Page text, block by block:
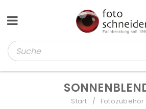
Start / Fotozubehör